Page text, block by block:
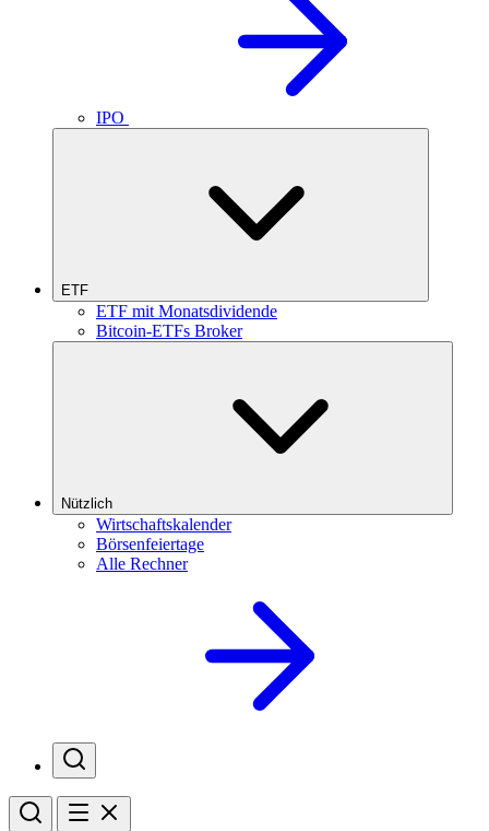
IPO
ETF
ETF mit Monatsdividende
Bitcoin-ETFs Broker
Nützlich
Wirtschaftskalender
Börsenfeiertage
Alle Rechner